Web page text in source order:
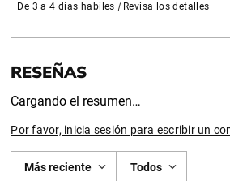
De 3 a 4 días habiles | Revisa los detalles
Cargando el resumen…
Por favor, inicia sesión para escribir un
Más reciente Todos